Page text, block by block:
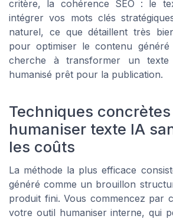
critère, la cohérence SEO : le
intégrer vos mots clés
naturel, ce que détaillent très
pour optimiser le contenu
cherche à transformer un
humanisé prêt pour la publication.
Techniques
humaniser texte IA
les coûts
La méthode la plus efficace
généré comme un brouillon
produit fini. Vous commencez par
votre outil humaniser interne, qui